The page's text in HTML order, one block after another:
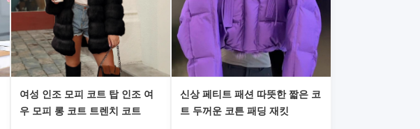
여성 인조 모피 코트 탑 인조 여
우 모피 롱 코트 트렌치 코트
신상 페티트 패션 따뜻한 짧은 코
트 두꺼운 코튼 패딩 재킷